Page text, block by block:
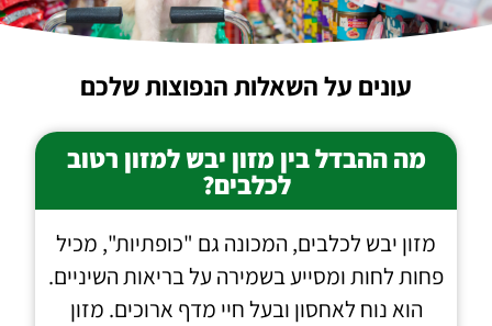
עונים על השאלות הנפוצות שלכם
מה ההבדל בין מזון יבש למזון רטוב
לכלבים?
מזון יבש לכלבים, המכונה גם "כופתיות", מכיל
פחות לחות ומסייע בשמירה על בריאות השיניים.
הוא נוח לאחסון ובעל חיי מדף ארוכים. מזון